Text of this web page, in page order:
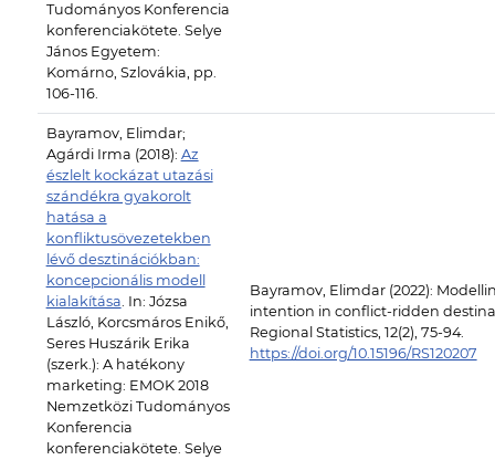
Tudományos Konferencia
konferenciakötete. Selye
János Egyetem:
Komárno, Szlovákia, pp.
106-116.
Bayramov, Elimdar;
Agárdi Irma (2018): Az
észlelt kockázat utazási
szándékra gyakorolt
hatása a
konfliktusövezetekben
lévő desztinációkban:
koncepcionális modell
kialakítása. In: Józsa
László, Korcsmáros Enikő,
Seres Huszárik Erika
(szerk.): A hatékony
marketing: EMOK 2018
Nemzetközi Tudományos
Konferencia
konferenciakötete. Selye
Bayramov, Elimdar (2022):
intention in conflict-ridden
Regional Statistics, 12(2), 75-94.
https://doi.org/10.15196/RS120207